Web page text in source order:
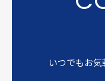
いつでもお気